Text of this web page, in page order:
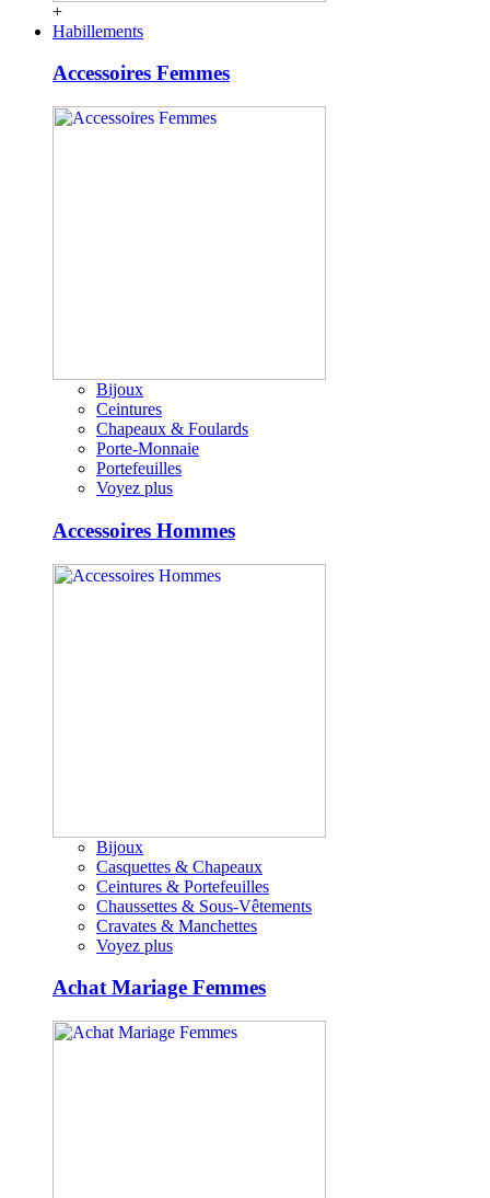
+
Habillements
Accessoires Femmes
Bijoux
Ceintures
Chapeaux & Foulards
Porte-Monnaie
Portefeuilles
Voyez plus
Accessoires Hommes
Bijoux
Casquettes & Chapeaux
Ceintures & Portefeuilles
Chaussettes & Sous-Vêtements
Cravates & Manchettes
Voyez plus
Achat Mariage Femmes